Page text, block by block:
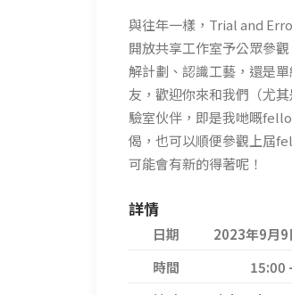
與往年一樣，Trial and
開放共享工作室予公眾參
解計劃、認識工藝，還是
友，歡迎你來和我們（尤
驗室伙伴，即是我哋嘅
偈，也可以順便參觀上屆
可能會有新的得著呢！
詳情
日期
2023年9月9
時間
15:00